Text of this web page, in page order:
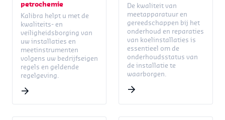
petrochemie
Kalibra helpt u met de
kwaliteits- en
veiligheidsborging van
uw installaties en
meetinstrumenten
volgens uw bedrijfseigen
regels en geldende
regelgeving.
De kwaliteit van
meetapparatuur en
gereedschappen bij het
onderhoud en reparaties
van koelinstallaties is
essentieel om de
onderhoudsstatus van
de installatie te
waarborgen.